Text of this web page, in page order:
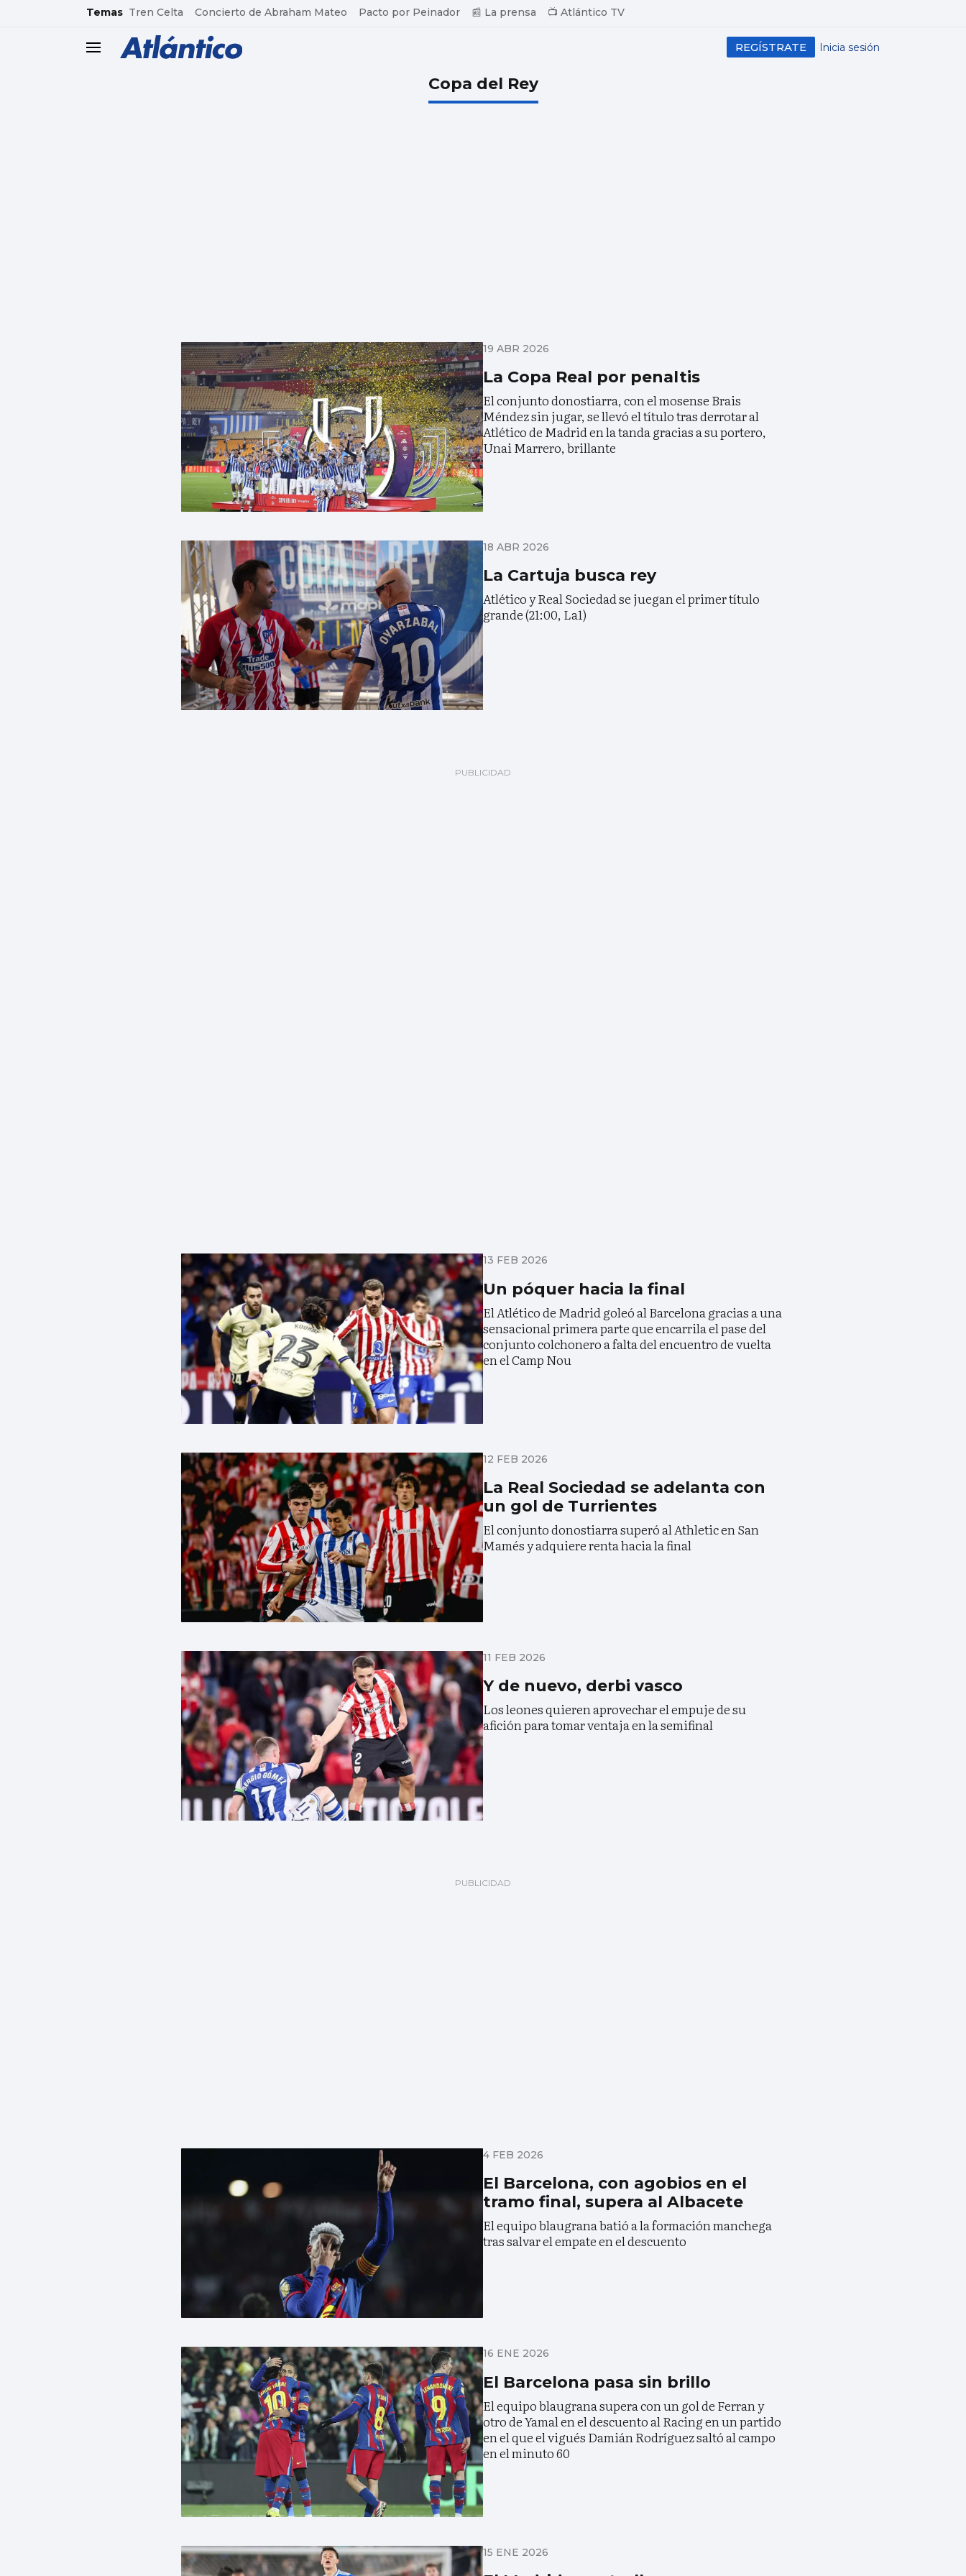
common.go-to-content
Temas Tren Celta Concierto de Abraham Mateo Pacto por Peinador 📰 La prensa 📺 Atlántico TV
header.menu.open Inicia sesión
REGÍSTRATE
Copa del Rey
19 ABR 2026
La Copa Real por penaltis
El conjunto donostiarra, con el mosense Brais
Méndez sin jugar, se llevó el título tras derrotar al
Atlético de Madrid en la tanda gracias a su portero,
Unai Marrero, brillante
18 ABR 2026
La Cartuja busca rey
Atlético y Real Sociedad se juegan el primer título
grande (21:00, La1)
13 FEB 2026
Un póquer hacia la final
El Atlético de Madrid goleó al Barcelona gracias a una
sensacional primera parte que encarrila el pase del
conjunto colchonero a falta del encuentro de vuelta
en el Camp Nou
12 FEB 2026
La Real Sociedad se adelanta con
un gol de Turrientes
El conjunto donostiarra superó al Athletic en San
Mamés y adquiere renta hacia la final
11 FEB 2026
Y de nuevo, derbi vasco
Los leones quieren aprovechar el empuje de su
afición para tomar ventaja en la semifinal
4 FEB 2026
El Barcelona, con agobios en el
tramo final, supera al Albacete
El equipo blaugrana batió a la formación manchega
tras salvar el empate en el descuento
16 ENE 2026
El Barcelona pasa sin brillo
El equipo blaugrana supera con un gol de Ferran y
otro de Yamal en el descuento al Racing en un partido
en el que el vigués Damián Rodríguez saltó al campo
en el minuto 60
15 ENE 2026